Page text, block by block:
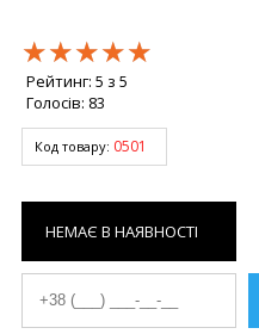
★★★★★
★★★★★
★★★★★
Рейтинг: 5 з 5
Голосів: 83
Код товару: 0501
НЕМАЄ В НАЯВНОСТІ